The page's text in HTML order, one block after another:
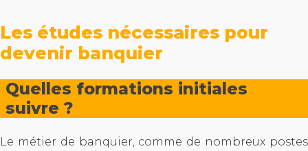
Les études nécessaires pour
devenir banquier
Quelles formations initiales
suivre ?
Le métier de banquier, comme de nombreux postes